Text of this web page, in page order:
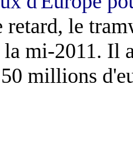
retard, le
la mi-2011. Il
millions